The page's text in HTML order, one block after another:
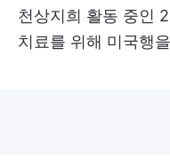
천상지희 활동 중인
치료를 위해 미국행